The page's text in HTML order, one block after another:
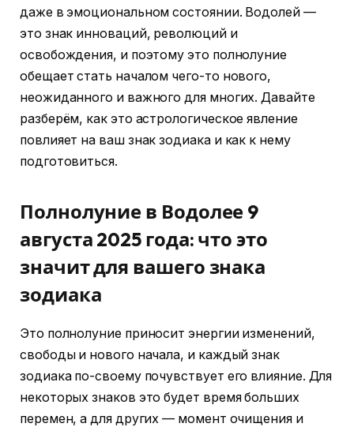
даже в эмоциональном состоянии. Водолей —
это знак инноваций, революций и
освобождения, и поэтому это полнолуние
обещает стать началом чего-то нового,
неожиданного и важного для многих. Давайте
разберём, как это астрологическое явление
повлияет на ваш знак зодиака и как к нему
подготовиться.
Полнолуние в Водолее 9
августа 2025 года: что это
значит для вашего знака
зодиака
Это полнолуние приносит энергии изменений,
свободы и нового начала, и каждый знак
зодиака по-своему почувствует его влияние. Для
некоторых знаков это будет время больших
перемен, а для других — момент очищения и